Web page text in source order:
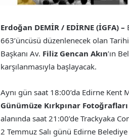
Erdoğan DEMİR / EDİRNE (İGFA) –
663’üncüsü düzenlenecek olan
Başkanı Av. Filiz Gencan Akın’ın
karşılanmasıyla başlayacak.
Aynı gün saat 18:00’da Edirne Kent
Günümüze Kırkpınar
alanında saat 21:00’de Trackyaka
2 Temmuz Salı günü Edirne